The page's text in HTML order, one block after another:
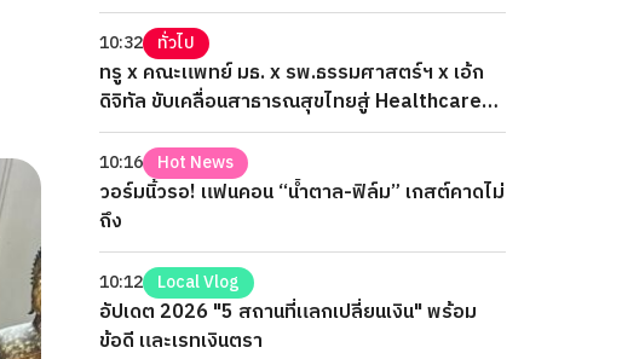
10:32 ทั่วไป
ทรู x คณะแพทย์ มธ. x รพ.ธรรมศาสตร์ฯ x เอ้ก
ดิจิทัล ขับเคลื่อนสาธารณสุขไทยสู่ Healthcare
AI
10:16 Hot News
วอร์มนิ้วรอ! แฟนคอน “น้ำตาล-ฟิล์ม” เกสต์คาดไม่
ถึง
10:12 Local Vlog
อัปเดต 2026 "5 สถานที่แลกเปลี่ยนเงิน" พร้อม
ข้อดี และเรทเงินตรา